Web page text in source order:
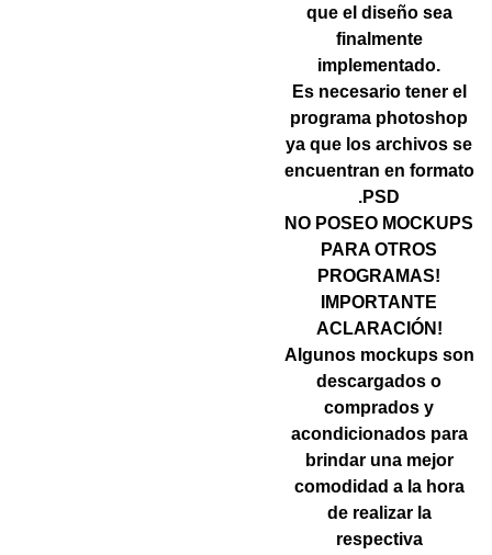
que el diseño sea
finalmente
implementado.
Es necesario tener el
programa photoshop
ya que los archivos se
encuentran en formato
.PSD
NO POSEO MOCKUPS
PARA OTROS
PROGRAMAS!
IMPORTANTE
ACLARACIÓN!
Algunos mockups son
descargados o
comprados y
acondicionados para
brindar una mejor
comodidad a la hora
de realizar la
respectiva